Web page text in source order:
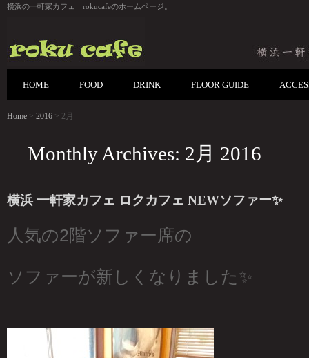
横浜の一軒家カフェ rokucafeのホームページ。
HOME FOOD DRINK FLOOR GUIDE
Home > 2016 > 2月
Monthly Archives: 2月 2016
横浜 一軒家カフェ ロクカフェ NEWソファー✨
人気の2階ソファー席の
ソファーが新しくなりました✨